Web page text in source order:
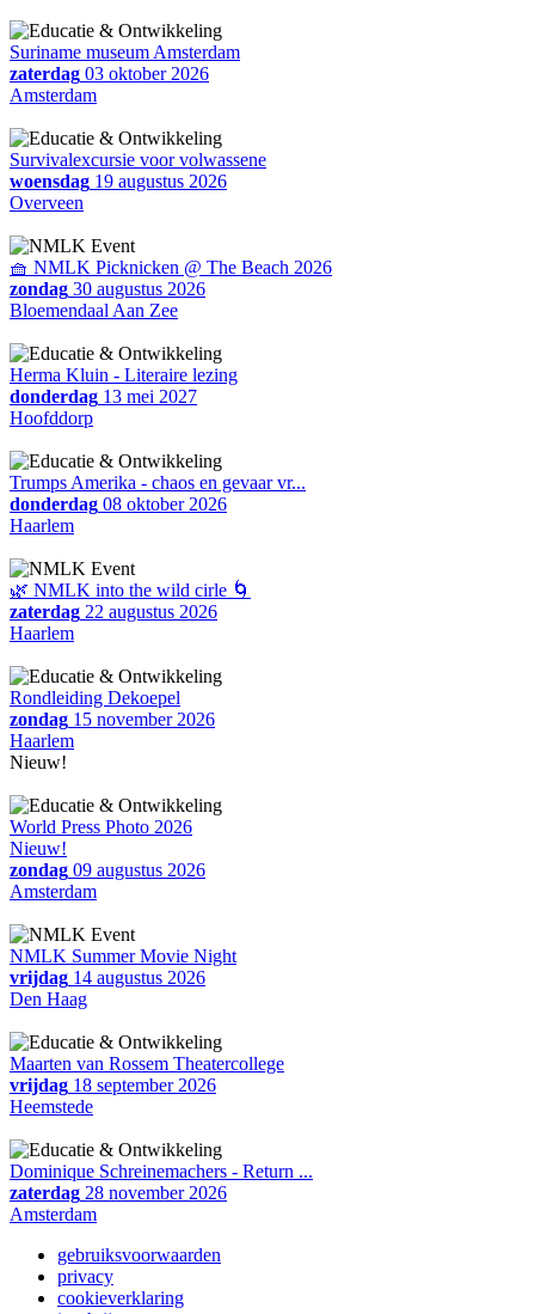
Suriname museum Amsterdam
zaterdag 03 oktober 2026
Amsterdam
Survivalexcursie voor volwassene
woensdag 19 augustus 2026
Overveen
🧺 NMLK Picknicken @ The Beach 2026
zondag 30 augustus 2026
Bloemendaal Aan Zee
Herma Kluin - Literaire lezing
donderdag 13 mei 2027
Hoofddorp
Trumps Amerika - chaos en gevaar vr...
donderdag 08 oktober 2026
Haarlem
🌿 NMLK into the wild cirle 🌀
zaterdag 22 augustus 2026
Haarlem
Rondleiding Dekoepel
zondag 15 november 2026
Haarlem
Nieuw!
World Press Photo 2026
Nieuw!
zondag 09 augustus 2026
Amsterdam
NMLK Summer Movie Night
vrijdag 14 augustus 2026
Den Haag
Maarten van Rossem Theatercollege
vrijdag 18 september 2026
Heemstede
Dominique Schreinemachers - Return ...
zaterdag 28 november 2026
Amsterdam
gebruiksvoorwaarden
privacy
cookieverklaring